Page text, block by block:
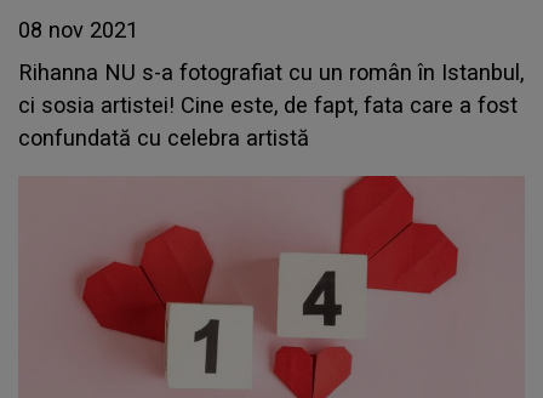
08 nov 2021
Rihanna NU s-a fotografiat cu un român în Istanbul,
ci sosia artistei! Cine este, de fapt, fata care a fost
confundată cu celebra artistă